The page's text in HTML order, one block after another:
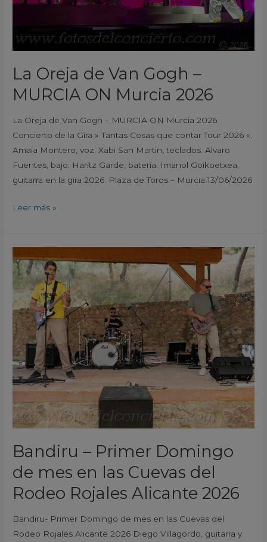
La Oreja de Van Gogh –
MURCIA ON Murcia 2026
La Oreja de Van Gogh – MURCIA ON Murcia 2026
Concierto de la Gira » Tantas Cosas que contar Tour 2026 «.
Amaia Montero, voz. Xabi San Martin, teclados. Alvaro
Fuentes, bajo. Haritz Garde, bateria. Imanol Goikoetxea,
guitarra en la gira 2026. Plaza de Toros – Murcia 13/06/2026
Leer más »
Bandiru – Primer Domingo
de mes en las Cuevas del
Rodeo Rojales Alicante 2026
Bandiru- Primer Domingo de mes en las Cuevas del
Rodeo Rojales Alicante 2026 Diego Villagordo, guitarra y
–
Primer
Domingo
de
mes
en
las
Cuevas
del
Rodeo
Rojales
2026